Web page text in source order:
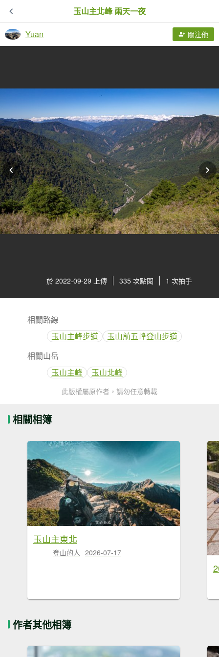
玉山主北峰 兩天一夜
Yuan 關注他
於 2022-09-29 上傳 335 次點閱 1 次拍手
相關路線
玉山主峰步道
玉山前五峰登山步道
相關山岳
玉山主峰
玉山北峰
此版權屬原作者，請勿任意轉載
相關相簿
玉山主東北
登山的人 2026-07-17
作者其他相簿